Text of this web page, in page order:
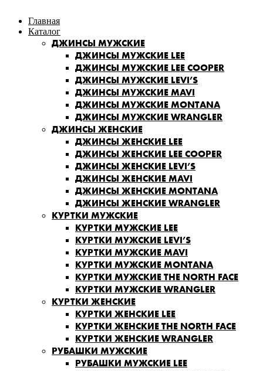
Главная
Каталог
ДЖИНСЫ МУЖСКИЕ
ДЖИНСЫ МУЖСКИЕ LEE
ДЖИНСЫ МУЖСКИЕ LEE COOPER
ДЖИНСЫ МУЖСКИЕ LEVI’S
ДЖИНСЫ МУЖСКИЕ MAVI
ДЖИНСЫ МУЖСКИЕ MONTANA
ДЖИНСЫ МУЖСКИЕ WRANGLER
ДЖИНСЫ ЖЕНСКИЕ
ДЖИНСЫ ЖЕНСКИЕ LEE
ДЖИНСЫ ЖЕНСКИЕ LEE COOPER
ДЖИНСЫ ЖЕНСКИЕ LEVI’S
ДЖИНСЫ ЖЕНСКИЕ MAVI
ДЖИНСЫ ЖЕНСКИЕ MONTANA
ДЖИНСЫ ЖЕНСКИЕ WRANGLER
КУРТКИ МУЖСКИЕ
КУРТКИ МУЖСКИЕ LEE
КУРТКИ МУЖСКИЕ LEVI’S
КУРТКИ МУЖСКИЕ MAVI
КУРТКИ МУЖСКИЕ MONTANA
КУРТКИ МУЖСКИЕ THE NORTH FACE
КУРТКИ МУЖСКИЕ WRANGLER
КУРТКИ ЖЕНСКИЕ
КУРТКИ ЖЕНСКИЕ LEE
КУРТКИ ЖЕНСКИЕ THE NORTH FACE
КУРТКИ ЖЕНСКИЕ WRANGLER
РУБАШКИ МУЖСКИЕ
РУБАШКИ МУЖСКИЕ LEE